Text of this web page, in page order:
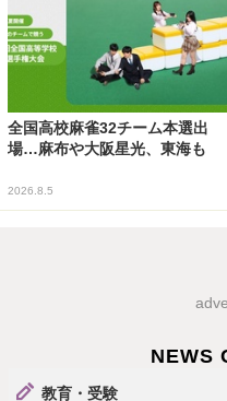
全国高校麻雀32チーム本選出
場…麻布や大阪星光、東海も
2026.8.5
NEWS
教育・受験